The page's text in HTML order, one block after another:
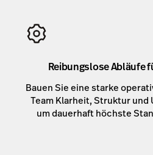
Reibungslose Abläufe
Bauen Sie eine starke
Team Klarheit, Struktur
um dauerhaft höchste